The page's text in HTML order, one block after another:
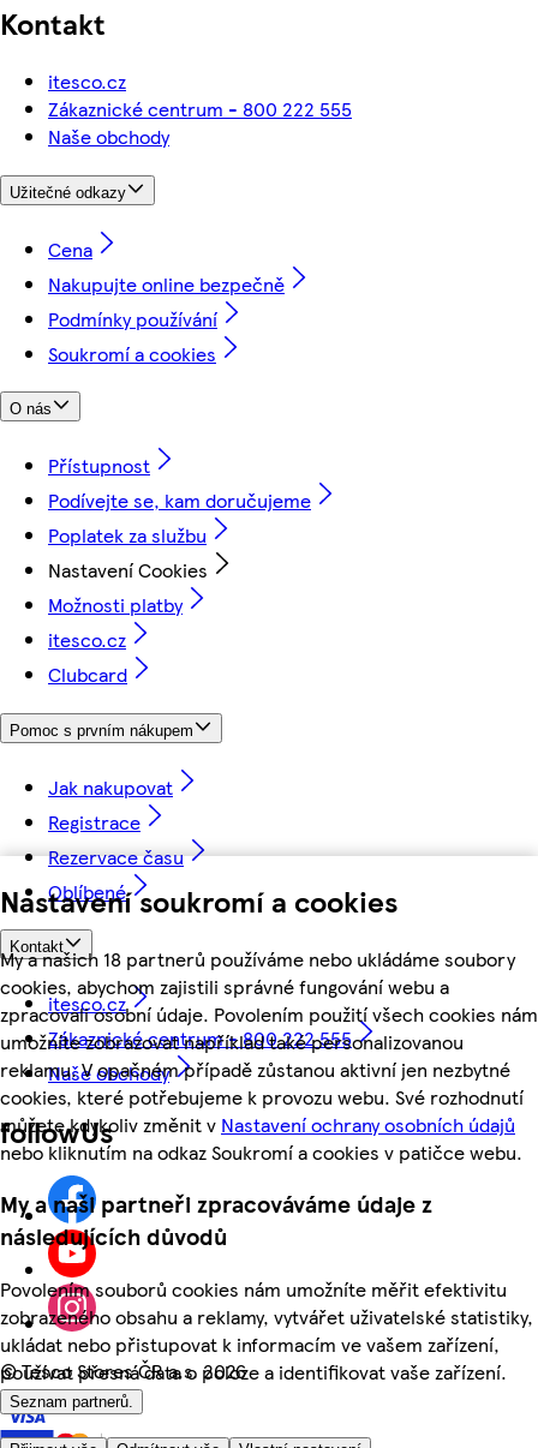
Nastavení soukromí a cookies
My a našich 18 partnerů používáme nebo ukládáme soubory
cookies, abychom zajistili správné fungování webu a
zpracovali osobní údaje. Povolením použití všech cookies nám
umožníte zobrazovat například také personalizovanou
reklamu. V opačném případě zůstanou aktivní jen nezbytné
cookies, které potřebujeme k provozu webu. Své rozhodnutí
můžete kdykoliv změnit v Nastavení ochrany osobních údajů
nebo kliknutím na odkaz Soukromí a cookies v patičce webu.
My a naši partneři zpracováváme údaje z
následujících důvodů
Povolením souborů cookies nám umožníte měřit efektivitu
zobrazeného obsahu a reklamy, vytvářet uživatelské statistiky,
ukládat nebo přistupovat k informacím ve vašem zařízení,
používat přesná data o poloze a identifikovat vaše zařízení.
Seznam partnerů.
Kontakt
itesco.cz
Zákaznické centrum - 800 222 555
Naše obchody
Užitečné odkazy
Cena
Nakupujte online bezpečně
Podmínky používání
Soukromí a cookies
O nás
Přístupnost
Podívejte se, kam doručujeme
Poplatek za službu
Nastavení Cookies
Možnosti platby
itesco.cz
Clubcard
Pomoc s prvním nákupem
Jak nakupovat
Registrace
Rezervace času
Oblíbené
Kontakt
itesco.cz
Zákaznické centrum - 800 222 555
Naše obchody
followUs
©Tesco Stores ČR a.s. 2026